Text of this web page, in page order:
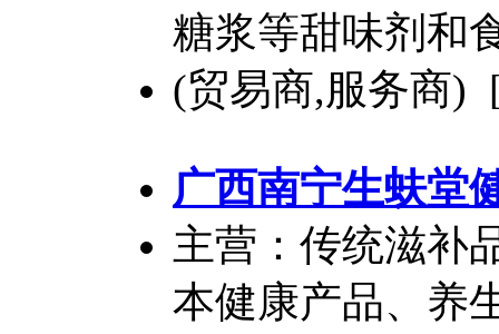
糖浆等甜味剂和
(贸易商,服务商)
广西南宁生蚨堂
主营：传统滋补
本健康产品、养